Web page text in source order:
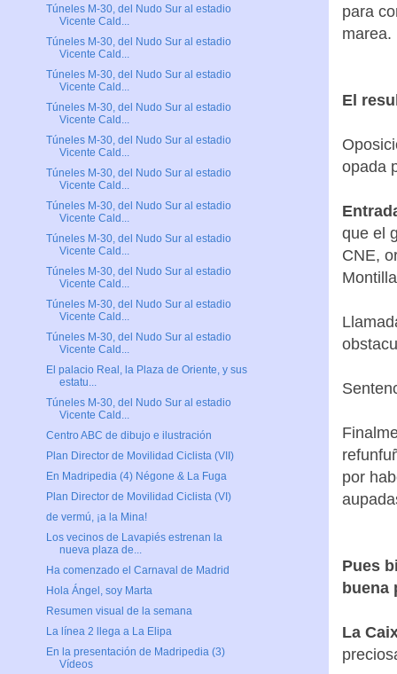
para
marea.
El
opada
que el
CNE,
por
Pues
buena
La
Túneles M-30, del Nudo Sur al estadio
Vicente Cald...
Túneles M-30, del Nudo Sur al estadio
Vicente Cald...
Túneles M-30, del Nudo Sur al estadio
Vicente Cald...
Túneles M-30, del Nudo Sur al estadio
Vicente Cald...
Túneles M-30, del Nudo Sur al estadio
Vicente Cald...
Túneles M-30, del Nudo Sur al estadio
Vicente Cald...
Túneles M-30, del Nudo Sur al estadio
Vicente Cald...
Túneles M-30, del Nudo Sur al estadio
Vicente Cald...
Túneles M-30, del Nudo Sur al estadio
Vicente Cald...
Túneles M-30, del Nudo Sur al estadio
Vicente Cald...
Túneles M-30, del Nudo Sur al estadio
Vicente Cald...
El palacio Real, la Plaza de Oriente, y sus
estatu...
Túneles M-30, del Nudo Sur al estadio
Vicente Cald...
Centro ABC de dibujo e ilustración
Plan Director de Movilidad Ciclista (VII)
En Madripedia (4) Négone & La Fuga
Plan Director de Movilidad Ciclista (VI)
de vermú, ¡a la Mina!
Los vecinos de Lavapiés estrenan la
nueva plaza de...
Ha comenzado el Carnaval de Madrid
Hola Ángel, soy Marta
Resumen visual de la semana
La línea 2 llega a La Elipa
En la presentación de Madripedia (3)
Vídeos